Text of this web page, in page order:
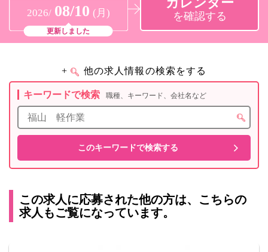
2026/ 08/10 (月)
更新しました
を確認する
+ 他の求人情報の検索をする
キーワードで検索 職種、キーワード、会社名など
この求人に応募された他の方は、こちらの
求人もご覧になっています。